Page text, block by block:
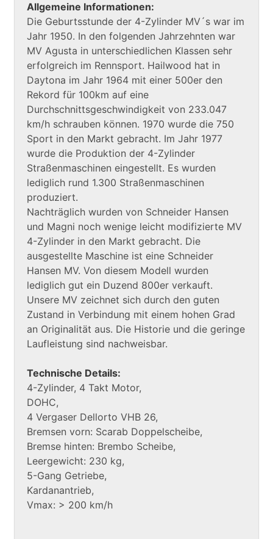
Allgemeine Informationen:
Die Geburtsstunde der 4-Zylinder MV´s war im
Jahr 1950. In den folgenden Jahrzehnten war
MV Agusta in unterschiedlichen Klassen sehr
erfolgreich im Rennsport. Hailwood hat in
Daytona im Jahr 1964 mit einer 500er den
Rekord für 100km auf eine
Durchschnittsgeschwindigkeit von 233.047
km/h schrauben können. 1970 wurde die 750
Sport in den Markt gebracht. Im Jahr 1977
wurde die Produktion der 4-Zylinder
Straßenmaschinen eingestellt. Es wurden
lediglich rund 1.300 Straßenmaschinen
produziert.
Nachträglich wurden von Schneider Hansen
und Magni noch wenige leicht modifizierte MV
4-Zylinder in den Markt gebracht. Die
ausgestellte Maschine ist eine Schneider
Hansen MV. Von diesem Modell wurden
lediglich gut ein Duzend 800er verkauft.
Unsere MV zeichnet sich durch den guten
Zustand in Verbindung mit einem hohen Grad
an Originalität aus. Die Historie und die geringe
Laufleistung sind nachweisbar.
Technische Details:
4-Zylinder, 4 Takt Motor,
DOHC,
4 Vergaser Dellorto VHB 26,
Bremsen vorn: Scarab Doppelscheibe,
Bremse hinten: Brembo Scheibe,
Leergewicht: 230 kg,
5-Gang Getriebe,
Kardanantrieb,
Vmax: > 200 km/h